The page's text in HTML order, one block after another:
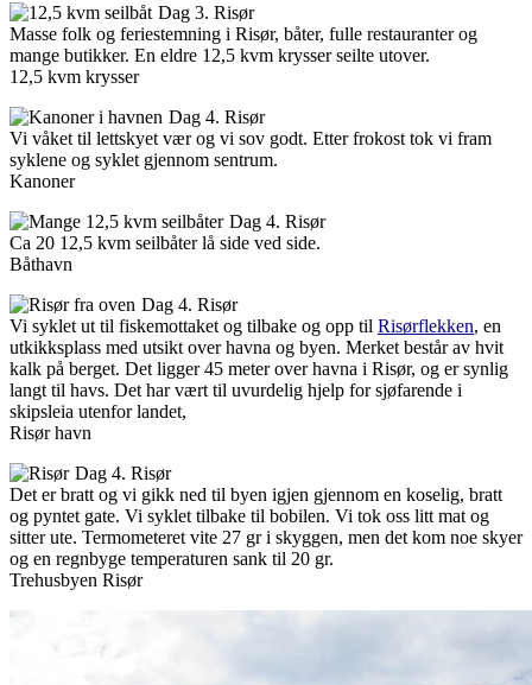
Dag 3. Risør
Masse folk og feriestemning i Risør, båter, fulle restauranter og
mange butikker. En eldre 12,5 kvm krysser seilte utover.
12,5 kvm krysser
Dag 4. Risør
Vi våket til lettskyet vær og vi sov godt. Etter frokost tok vi fram
syklene og syklet gjennom sentrum.
Kanoner
Dag 4. Risør
Ca 20 12,5 kvm seilbåter lå side ved side.
Båthavn
Dag 4. Risør
Vi syklet ut til fiskemottaket og tilbake og opp til Risørflekken, en
utkikksplass med utsikt over havna og byen. Merket består av hvit
kalk på berget. Det ligger 45 meter over havna i Risør, og er synlig
langt til havs. Det har vært til uvurdelig hjelp for sjøfarende i
skipsleia utenfor landet,
Risør havn
Dag 4. Risør
Det er bratt og vi gikk ned til byen igjen gjennom en koselig, bratt
og pyntet gate. Vi syklet tilbake til bobilen. Vi tok oss litt mat og
sitter ute. Termometeret vite 27 gr i skyggen, men det kom noe skyer
og en regnbyge temperaturen sank til 20 gr.
Trehusbyen Risør